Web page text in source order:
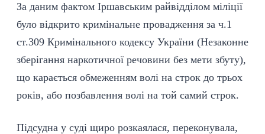
За даним фактом Іршавським райвідділом міліції
було відкрито кримінальне провадження за ч.1
ст.309 Кримінального кодексу України (Незаконне
зберігання наркотичної речовини без мети збуту),
що карається обмеженням волі на строк до трьох
років, або позбавлення волі на той самий строк.
Підсудна у суді щиро розкаялася, переконувала,